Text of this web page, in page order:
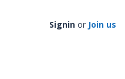
Signin or Join us